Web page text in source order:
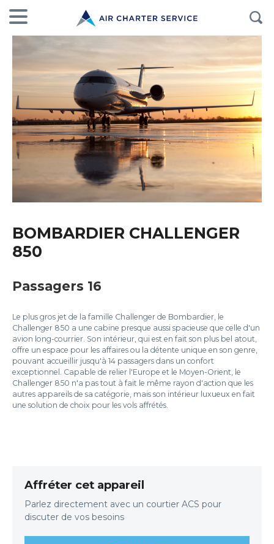
BOMBARDIER CHALLENGER
850
Passagers 16
Le plus gros jet de la famille Challenger de Bombardier, le
Challenger 850 a une cabine presque aussi spacieuse que celle d'un
avion long-courrier. Son intérieur, qui est en fait son plus bel atout,
offre un espace pour les affaires ou la détente unique en son genre,
pouvant accueillir jusqu'à 14 passagers dans un confort
exceptionnel. Capable de relier l'Europe et le Moyen-Orient, le
Challenger 850 n'a pas tout à fait le même rayon d'action que les
autres appareils de sa catégorie, mais son intérieur luxueux en fait
une solution de choix pour les vols affrétés.
Affréter cet appareil
Parlez directement avec un courtier ACS pour
discuter de vos besoins